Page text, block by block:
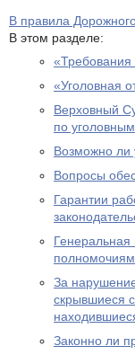
В правила
В этом разделе:
«Требования
«Уголовная
Верховный
по
Возможно ли
Вопросы
Гарантии
За
скрывшиеся
Законно ли